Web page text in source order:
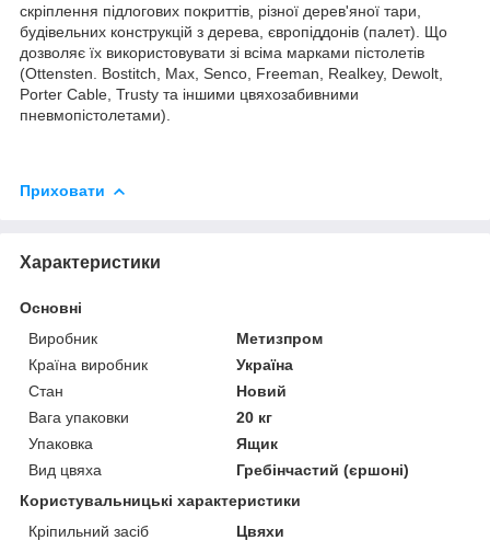
скріплення підлогових покриттів, різної дерев'яної тари,
будівельних конструкцій з дерева, європіддонів (палет). Що
дозволяє їх використовувати зі всіма марками пістолетів
(Ottensten. Bostitch, Max, Senco, Freeman, Realkey, Dewolt,
Porter Cable, Trusty та іншими цвяхозабивними
пневмопістолетами).
Приховати
Характеристики
Основні
Виробник
Метизпром
Країна виробник
Україна
Стан
Новий
Вага упаковки
20 кг
Упаковка
Ящик
Вид цвяха
Гребінчастий (єршоні)
Користувальницькі характеристики
Кріпильний засіб
Цвяхи